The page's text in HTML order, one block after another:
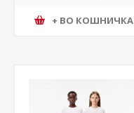
+ ВО КОШНИЧКА